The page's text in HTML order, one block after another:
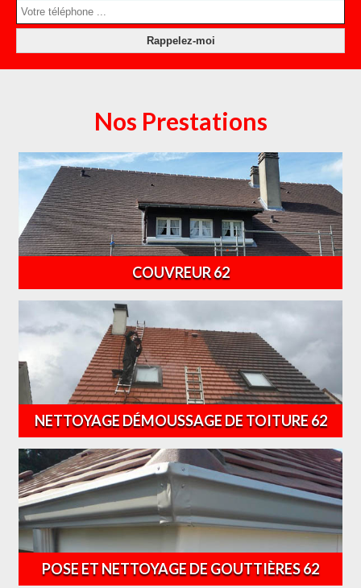
Nos Prestations
COUVREUR 62
NETTOYAGE DÉMOUSSAGE DE TOITURE 62
POSE ET NETTOYAGE DE GOUTTIÈRES 62